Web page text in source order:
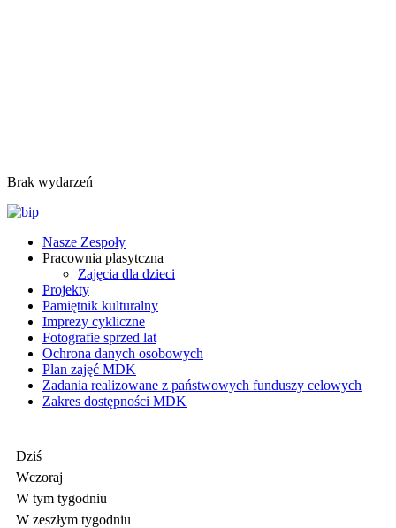
Brak wydarzeń
Nasze Zespoły
Pracownia plasytczna
Zajęcia dla dzieci
Projekty
Pamiętnik kulturalny
Imprezy cykliczne
Fotografie sprzed lat
Ochrona danych osobowych
Plan zajęć MDK
Zadania realizowane z państwowych funduszy celowych
Zakres dostępności MDK
Dziś
Wczoraj
W tym tygodniu
W zeszłym tygodniu